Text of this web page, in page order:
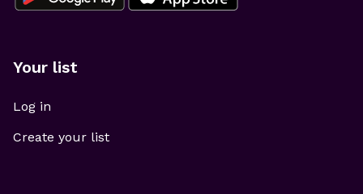
Your list
Log in
Create your list